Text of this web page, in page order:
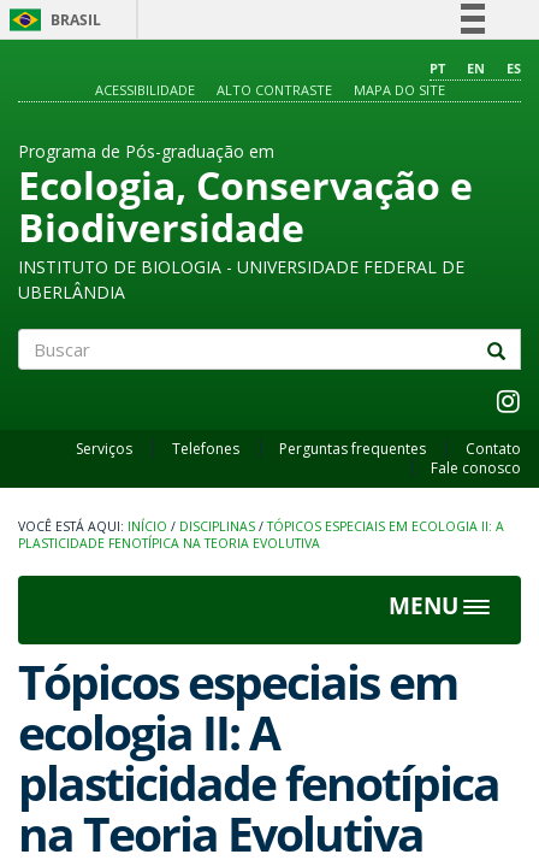
BRASIL
Comunica BR
Acesso à informação
Legislação
PT EN
ES
ACESSIBILIDADE
ALTO CONTRASTE MAPA DO SITE
Programa de Pós-graduação em
Ecologia, Conservação e
Biodiversidade
INSTITUTO DE BIOLOGIA - UNIVERSIDADE FEDERAL DE
UBERLÂNDIA
Serviços Telefones Perguntas frequentes
Contato
Fale conosco
INÍCIO / DISCIPLINAS / TÓPICOS ESPECIAIS EM ECOLOGIA II: A
PLASTICIDADE FENOTÍPICA NA TEORIA EVOLUTIVA
MENU
Toggle
Tópicos especiais em
ecologia II: A
plasticidade fenotípica
na Teoria Evolutiva